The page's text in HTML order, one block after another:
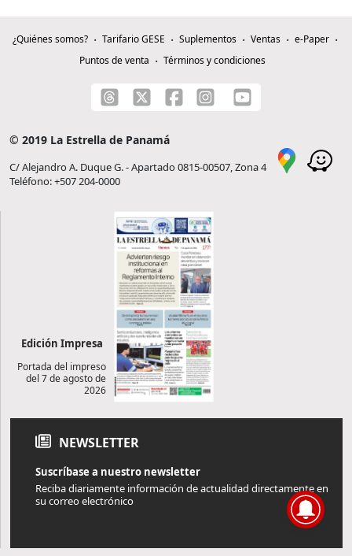
¿Quiénes somos? Tarifario GESE Suplementos Ventas
e-Paper
Puntos de venta
Términos y condiciones
© 2019 La Estrella de Panamá
C/ Alejandro A. Duque G. - Apartado 0815-00507, Zona 4
Teléfono: +507 204-0000
Edición Impresa
Portada del impreso
del 7 de agosto de
2026
NEWSLETTER
Suscríbase a nuestro newsletter
Reciba diariamente información de actualidad directamente en
su correo electrónico